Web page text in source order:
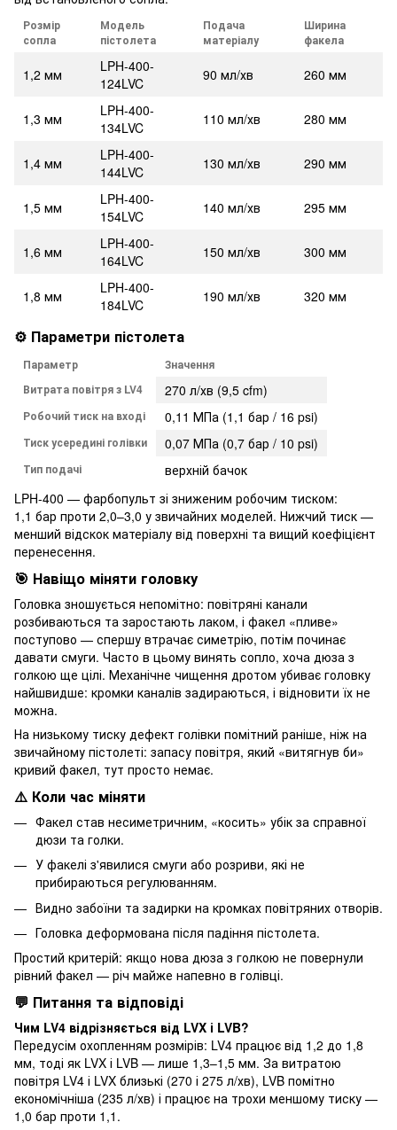
Розмір
сопла
Модель
пістолета
Подача
матеріалу
Ширина
факела
1,2 мм
LPH-400-
124LVC
90 мл/хв 260 мм
1,3 мм
LPH-400-
134LVC
110 мл/хв 280 мм
1,4 мм
LPH-400-
144LVC
130 мл/хв 290 мм
1,5 мм
LPH-400-
154LVC
140 мл/хв 295 мм
1,6 мм
LPH-400-
164LVC
150 мл/хв 300 мм
1,8 мм
LPH-400-
184LVC
190 мл/хв 320 мм
⚙️ Параметри пістолета
Параметр
Значення
Витрата повітря з LV4
270 л/хв (9,5 cfm)
Робочий тиск на вході 0,11 МПа (1,1 бар / 16 psi)
Тиск усередині голівки 0,07 МПа (0,7 бар / 10 psi)
Тип подачі
верхній бачок
LPH-400 — фарбопульт зі зниженим робочим тиском:
1,1 бар проти 2,0–3,0 у звичайних моделей. Нижчий тиск —
менший відскок матеріалу від поверхні та вищий коефіцієнт
перенесення.
🎯 Навіщо міняти головку
Головка зношується непомітно: повітряні канали
розбиваються та заростають лаком, і факел «пливе»
поступово — спершу втрачає симетрію, потім починає
давати смуги. Часто в цьому винять сопло, хоча дюза з
голкою ще цілі. Механічне чищення дротом убиває головку
найшвидше: кромки каналів задираються, і відновити їх не
можна.
На низькому тиску дефект голівки помітний раніше, ніж на
звичайному пістолеті: запасу повітря, який «витягнув би»
кривий факел, тут просто немає.
⚠️ Коли час міняти
Факел став несиметричним, «косить» убік за справної
дюзи та голки.
У факелі з'явилися смуги або розриви, які не
прибираються регулюванням.
Видно забоїни та задирки на кромках повітряних отворів.
Головка деформована після падіння пістолета.
Простий критерій: якщо нова дюза з голкою не повернули
рівний факел — річ майже напевно в голівці.
💬 Питання та відповіді
Чим LV4 відрізняється від LVX і LVB?
Передусім охопленням розмірів: LV4 працює від 1,2 до 1,8
мм, тоді як LVX і LVB — лише 1,3–1,5 мм. За витратою
повітря LV4 і LVX близькі (270 і 275 л/хв), LVB помітно
економічніша (235 л/хв) і працює на трохи меншому тиску —
1,0 бар проти 1,1.